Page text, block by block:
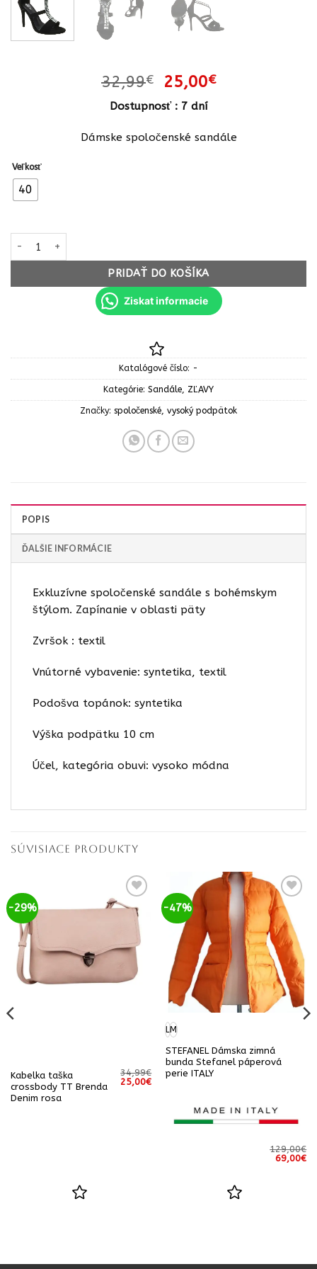
32,99€
Pôvodná
cena
bola:
32,99€.
25,00€Aktuálna
25,00€.
Dostupnosť : 7 dní
Dámske spoločenské sandále
Veľkosť
40
PRIDAŤ DO KOŠÍKA
Ziskat informacie
Katalógové číslo: -
Kategórie: Sandále ZĽAVY
Značky: spoločenské vysoký podpätok
POPIS
ĎALŠIE INFORMÁCIE
Exkluzívne spoločenské sandále s bohémskym
štýlom. Zapínanie v oblasti päty
Zvršok : textil
Vnútorné vybavenie: syntetika, textil
Podošva topánok: syntetika
Výška podpätku 10 cm
Účel, kategória obuvi: vysoko módna
SÚVISIACE PRODUKTY
-29%
Kabelka taška
crossbody TT Brenda
Denim rosa
34,99€
Pôvodná
25,00€Aktuálna
-47%
LM
STEFANEL Dámska zimná
bunda Stefanel páperová
perie ITALY
129,00€
Pôvodná
69,00€